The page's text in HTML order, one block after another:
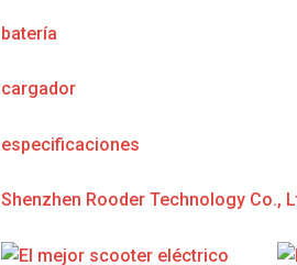
batería
cargador
especificaciones
Shenzhen Rooder Technology Co.,